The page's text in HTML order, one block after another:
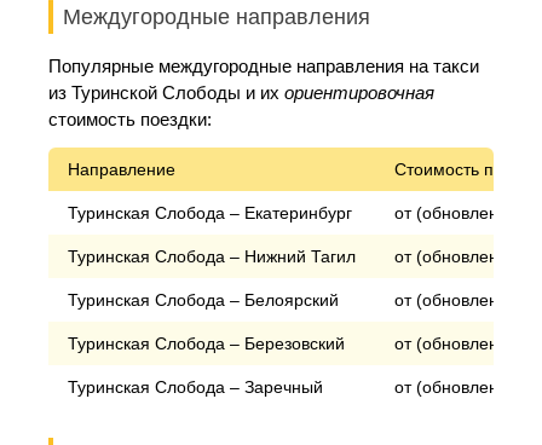
Междугородные направления
Популярные междугородные направления на такси
из Туринской Слободы и их ориентировочная
стоимость поездки:
Направление Стоимость
Туринская Слобода – Екатеринбург от (обновление)
Туринская Слобода – Нижний Тагил от (обновление)
Туринская Слобода – Белоярский от (обновление)
Туринская Слобода – Березовский от (обновление)
Туринская Слобода – Заречный от (обновление)